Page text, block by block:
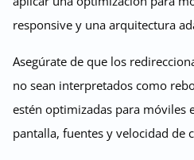
responsive y una arquitectura
Asegúrate de que los
no sean interpretados como
estén optimizadas para móviles
pantalla, fuentes y velocidad de